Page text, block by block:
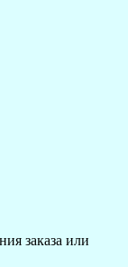
заказа или